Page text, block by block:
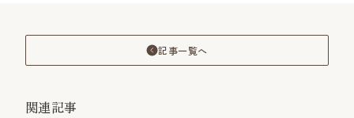
記事一覧へ
関連記事